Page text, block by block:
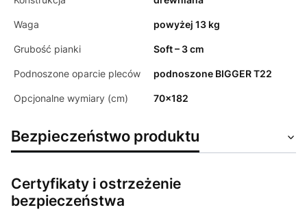
Waga powyżej 13 kg
Grubość pianki Soft – 3 cm
Podnoszone oparcie pleców podnoszone BIGGER T22
Opcjonalne wymiary (cm) 70x182
Bezpieczeństwo produktu
Certyfikaty i ostrzeżenie
bezpieczeństwa